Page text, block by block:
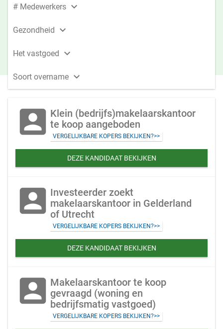
# Medewerkers 
Gezondheid 
Het vastgoed 
Soort overname 
account_box Klein (bedrijfs)makelaarskantoor
te koop aangeboden
VERGELIJKBARE KOPERS BEKIJKEN?>>
DEZE KANDIDAAT BEKIJKEN
account_box Investeerder zoekt
makelaarskantoor in Gelderland
of Utrecht
VERGELIJKBARE KOPERS BEKIJKEN?>>
DEZE KANDIDAAT BEKIJKEN
account_box Makelaarskantoor te koop
gevraagd (woning en
bedrijfsmatig vastgoed)
VERGELIJKBARE KOPERS BEKIJKEN?>>